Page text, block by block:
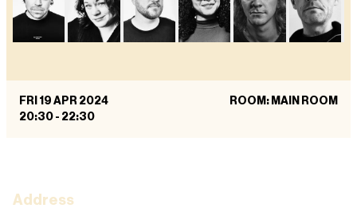
FRI 19 APR 2024
20:30 - 22:30
ROOM: MAIN ROOM
Address